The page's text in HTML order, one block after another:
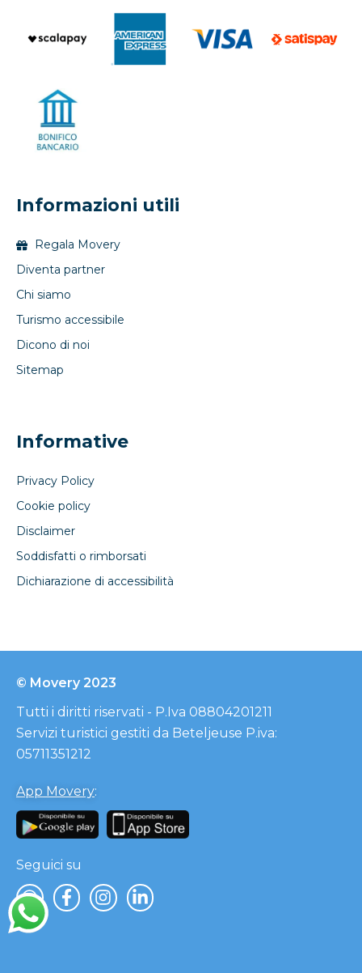
Informazioni utili
Regala Movery
Diventa partner
Chi siamo
Turismo accessibile
Dicono di noi
Sitemap
Informative
Privacy Policy
Cookie policy
Disclaimer
Soddisfatti o rimborsati
Dichiarazione di accessibilità
© Movery 2023
Tutti i diritti riservati - P.Iva 08804201211
Servizi turistici gestiti da Beteljeuse P.iva:
05711351212
App Movery:
Seguici su